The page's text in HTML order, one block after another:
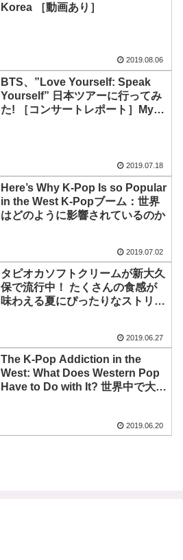
Korea ［動画あり］
2019.08.06
BTS、”Love Yourself: Speak
Yourself” 日本ツアーに行ってみ
た! ［コンサートレポート］My
2019.07.18
Here’s Why K-Pop Is so Popular
in the West K-Popブーム：世界
はどのように影響されているのか
2019.07.02
タピオカソフトクリームが新大久
保で流行中！ たくさんの食感が
味わえる夏にぴったりなストリー
New Form of Street Food That’s
Perfect for the Summer［動画あ
り ］
2019.06.27
The K-Pop Addiction in the
West: What Does Western Pop
Have to Do with It? 世界中で大ブ
2019.06.20